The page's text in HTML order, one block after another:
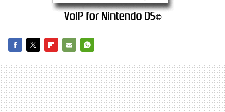
MAIL